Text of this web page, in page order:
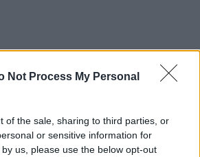
Not Process My Personal
of the sale, sharing to third parties, or
or sensitive information for
us, please use the below opt-out